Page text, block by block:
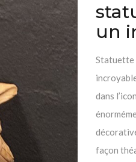
un
Statuette
dans
façon